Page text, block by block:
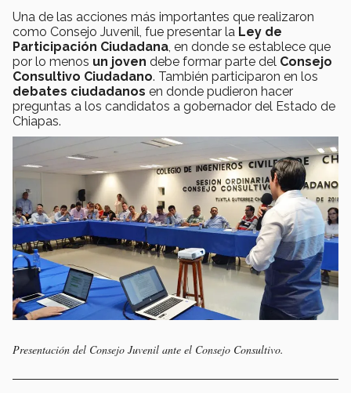
Una de las acciones más importantes que realizaron
como Consejo Juvenil, fue presentar la Ley de
Participación Ciudadana , en donde se establece que
por lo menos un joven debe formar parte del Consejo
Consultivo Ciudadano. También participaron en los
debates ciudadanos en donde pudieron hacer
preguntas a los candidatos a gobernador del Estado de
Chiapas.
Presentación del Consejo Juvenil ante el Consejo Consultivo.